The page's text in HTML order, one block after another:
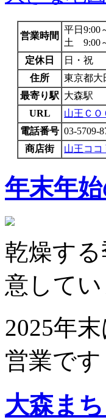
営業時間
平日9:00
土 9:00
定休日
日・祝
住所
東京都大
最寄り駅 大森駅
URL
山王ＣＯ
電話番号 03-5709-
商店街
山王ココ
年末年
乾燥す
意して
2025年
営業です
大森ま